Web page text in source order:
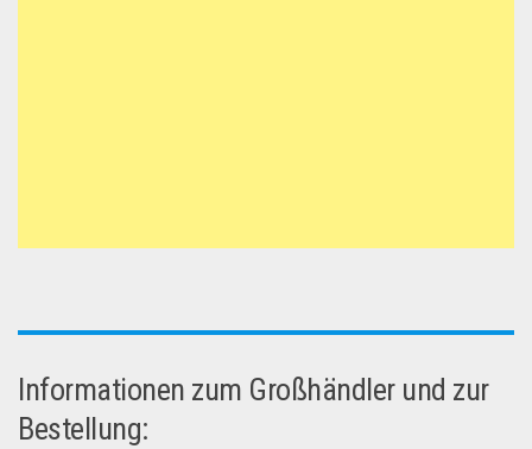
Informationen zum Großhändler und zur
Bestellung: